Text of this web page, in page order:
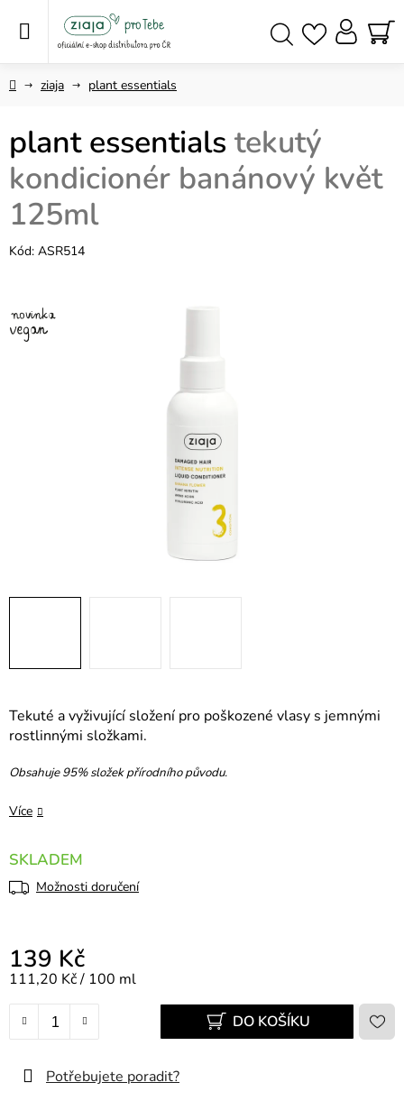
Domůziaja plant essentials
Tekuté a vyživující složení pro poškozené vlasy s jemnými
rostlinnými složkami.
Obsahuje 95% složek přírodního původu.
Více
SKLADEM
Možnosti doručení
139 Kč
Měrná cena:
111,20 Kč / 100 ml
DO KOŠÍKU
Potřebujete poradit?
plant essentials tekutý
kondicionér banánový květ
125ml
Kód: ASR514